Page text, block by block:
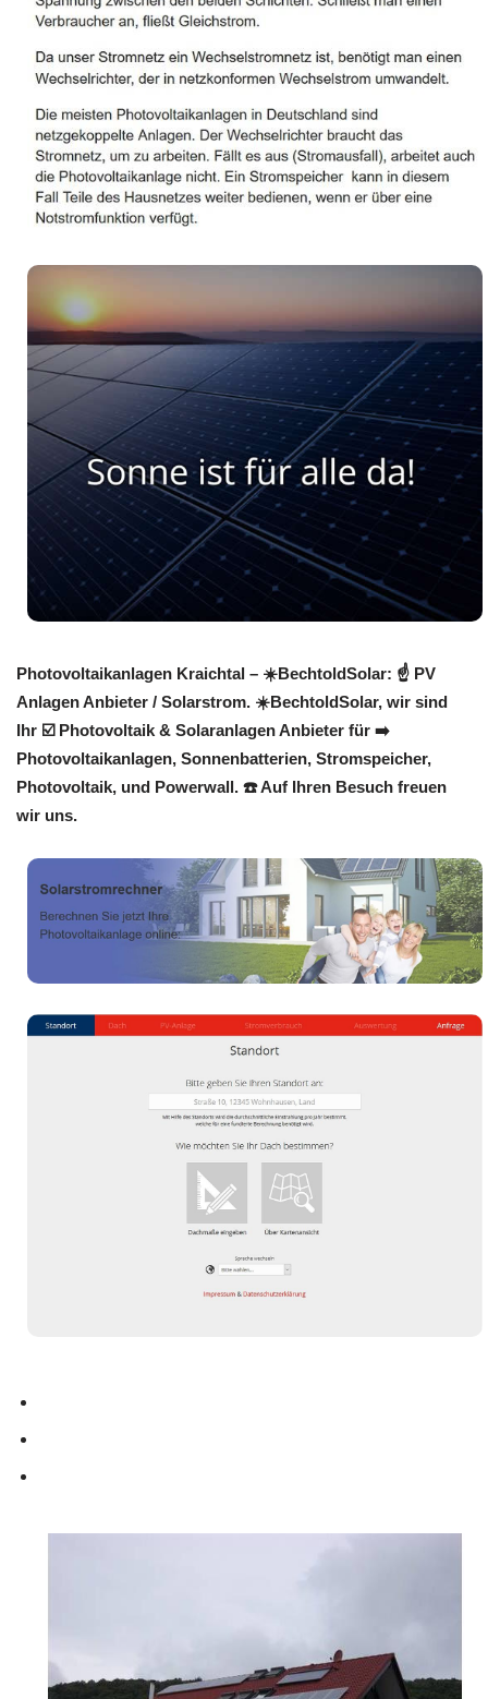
Photovoltaikanlagen Kraichtal – ☀️BechtoldSolar: ☝️ PV
Anlagen Anbieter / Solarstrom. ☀️BechtoldSolar, wir sind
Ihr ☑️ Photovoltaik & Solaranlagen Anbieter für ➡️
Photovoltaikanlagen, Sonnenbatterien, Stromspeicher,
Photovoltaik, und Powerwall. ☎️ Auf Ihren Besuch freuen
wir uns.